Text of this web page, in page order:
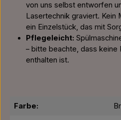
von uns selbst entworfen
Lasertechnik graviert. Kein
ein Einzelstück, das mit
Pflegeleicht:
– bitte beachte, dass keine
enthalten ist.
Farbe: